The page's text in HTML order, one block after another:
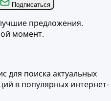
Подписаться
предложения.
момент.
для поиска актуальных
в популярных интернет-